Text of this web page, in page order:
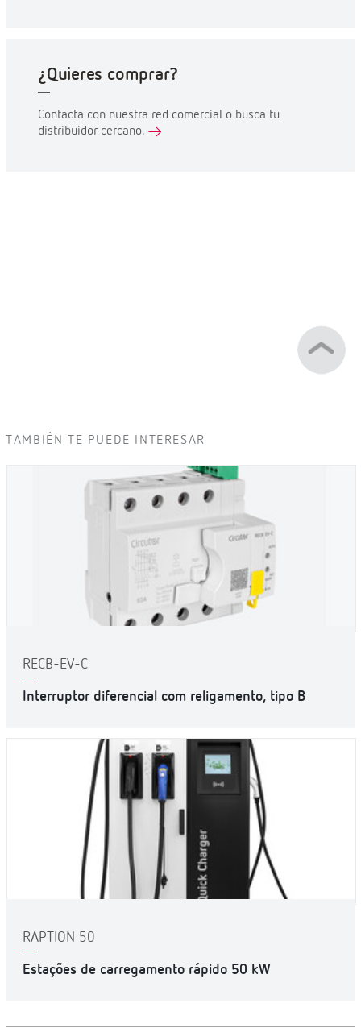
¿Quieres comprar?
Contacta con nuestra red comercial o busca tu
distribuidor cercano.
TAMBIÉN TE PUEDE INTERESAR
RECB-EV-C
Interruptor diferencial com religamento, tipo B
RAPTION 50
Estações de carregamento rápido 50 kW